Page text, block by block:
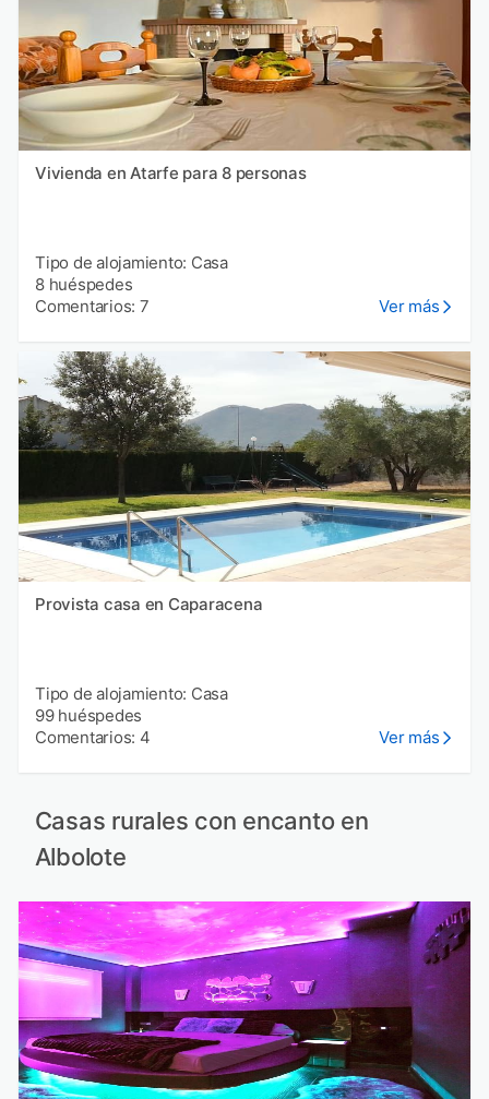
Vivienda en Atarfe para 8 personas
Tipo de alojamiento: Casa
8 huéspedes
Comentarios: 7
Ver más
Provista casa en Caparacena
Tipo de alojamiento: Casa
99 huéspedes
Comentarios: 4
Ver más
Casas rurales con encanto en
Albolote